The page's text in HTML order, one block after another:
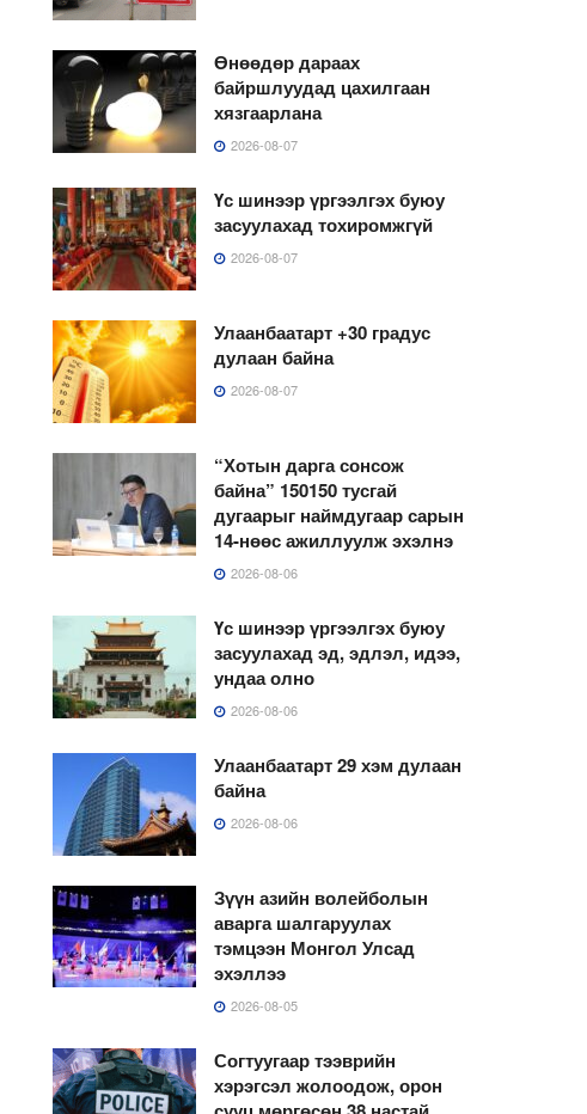
Өнөөдөр дараах
байршлуудад цахилгаан
хязгаарлана
2026-08-07
Үс шинээр үргээлгэх буюу
засуулахад тохиромжгүй
2026-08-07
Улаанбаатарт +30 градус
дулаан байна
2026-08-07
“Хотын дарга сонсож
байна” 150150 тусгай
дугаарыг наймдугаар сарын
14-нөөс ажиллуулж эхэлнэ
2026-08-06
Үс шинээр үргээлгэх буюу
засуулахад эд, эдлэл, идээ,
ундаа олно
2026-08-06
Улаанбаатарт 29 хэм дулаан
байна
2026-08-06
Зүүн азийн волейболын
аварга шалгаруулах
тэмцээн Монгол Улсад
эхэллээ
2026-08-05
Согтуугаар тээврийн
хэрэгсэл жолоодож, орон